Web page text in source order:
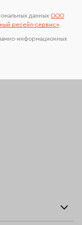
данных ООО
ресейл-сервиc».
информационных